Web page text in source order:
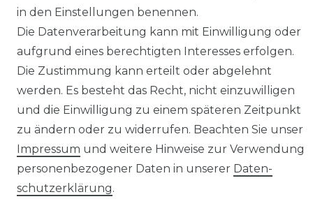
Impressum Daten­schutz­erklärung
AGB Barrierefreiheitserklärung
in den Einstellungen benennen.
Die Datenverarbeitung kann mit Einwilligung oder
aufgrund eines berechtigten Interesses erfolgen.
Die Zustimmung kann erteilt oder abgelehnt
werden. Es besteht das Recht, nicht einzuwilligen
und die Einwilligung zu einem späteren Zeitpunkt
zu ändern oder zu widerrufen. Beachten Sie unser
Impressum und weitere Hinweise zur Verwendung
personenbezogener Daten in unserer Daten­
schutz­erklärung.